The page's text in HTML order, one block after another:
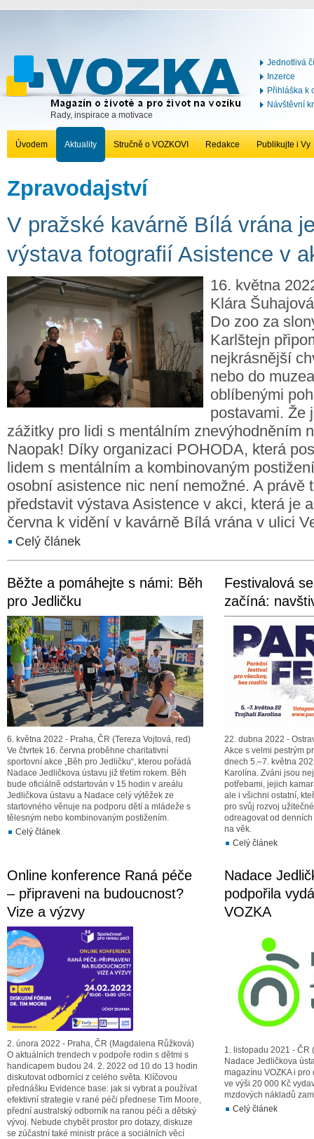
Rady, inspirace a motivace
Jednotlivá
Inzerce
Přihláška k
Návštěvní
Úvodem Aktuality Stručně o VOZKOVI Redakce Publikujte i Vy
Zpravodajství
V pražské kavárně Bílá vrána
výstava fotografií Asistence v
16. května
Klára
Do zoo za
Karlštejn
nejkrásnější
nebo do
oblíbenými
postavami. Že
zážitky pro lidi s mentálním znevýhodněním
Naopak! Díky organizaci POHODA, která
lidem s mentálním a kombinovaným
osobní asistence nic není nemožné. A právě
představit výstava Asistence v akci, která je
června k vidění v kavárně Bílá vrána v ulici
Celý článek
Běžte a pomáhejte s námi: Běh
pro Jedličku
6. května 2022 - Praha, ČR (Tereza Vojtová, red)
Ve čtvrtek 16. června proběhne charitativní
sportovní akce „Běh pro Jedličku“, kterou pořádá
Nadace Jedličkova ústavu již třetím rokem. Běh
bude oficiálně odstartován v 15 hodin v areálu
Jedličkova ústavu a Nadace celý výtěžek ze
startovného věnuje na podporu dětí a mládeže s
tělesným nebo kombinovaným postižením.
Celý článek
Festivalová
začíná:
22. dubna 2022 -
Akce s velmi pestrým
dnech 5.–7. května
Karolína. Zváni jsou
potřebami, jejich
ale i všichni ostatní,
pro svůj rozvoj
odreagovat od
na věk.
Celý článek
Online konference Raná péče
– připraveni na budoucnost?
Vize a výzvy
2. února 2022 - Praha, ČR (Magdalena Růžková)
O aktuálních trendech v podpoře rodin s dětmi s
handicapem budou 24. 2. 2022 od 10 do 13 hodin
diskutovat odborníci z celého světa. Klíčovou
přednášku Evidence base: jak si vybrat a používat
efektivní strategie v rané péči přednese Tim Moore,
přední australský odborník na ranou péči a dětský
vývoj. Nebude chybět prostor pro dotazy, diskuze
se zúčastní také ministr práce a sociálních věcí
Nadace
podpořila
VOZKA
1. listopadu 2021 - ČR
Nadace Jedličkova
magazínu VOZKA i
ve výši 20 000 Kč
mzdových nákladů
Celý článek